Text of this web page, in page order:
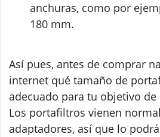
anchuras, como por
180 mm.
Así pues, antes de comprar
internet qué tamaño de
adecuado para tu objetivo
Los portafiltros vienen
adaptadores, así que lo